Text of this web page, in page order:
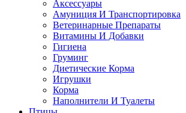
Аксессуары
Амуниция И Транспортировка
Ветеринарные Препараты
Витамины И Добавки
Гигиена
Груминг
Диетические Корма
Игрушки
Корма
Наполнители И Туалеты